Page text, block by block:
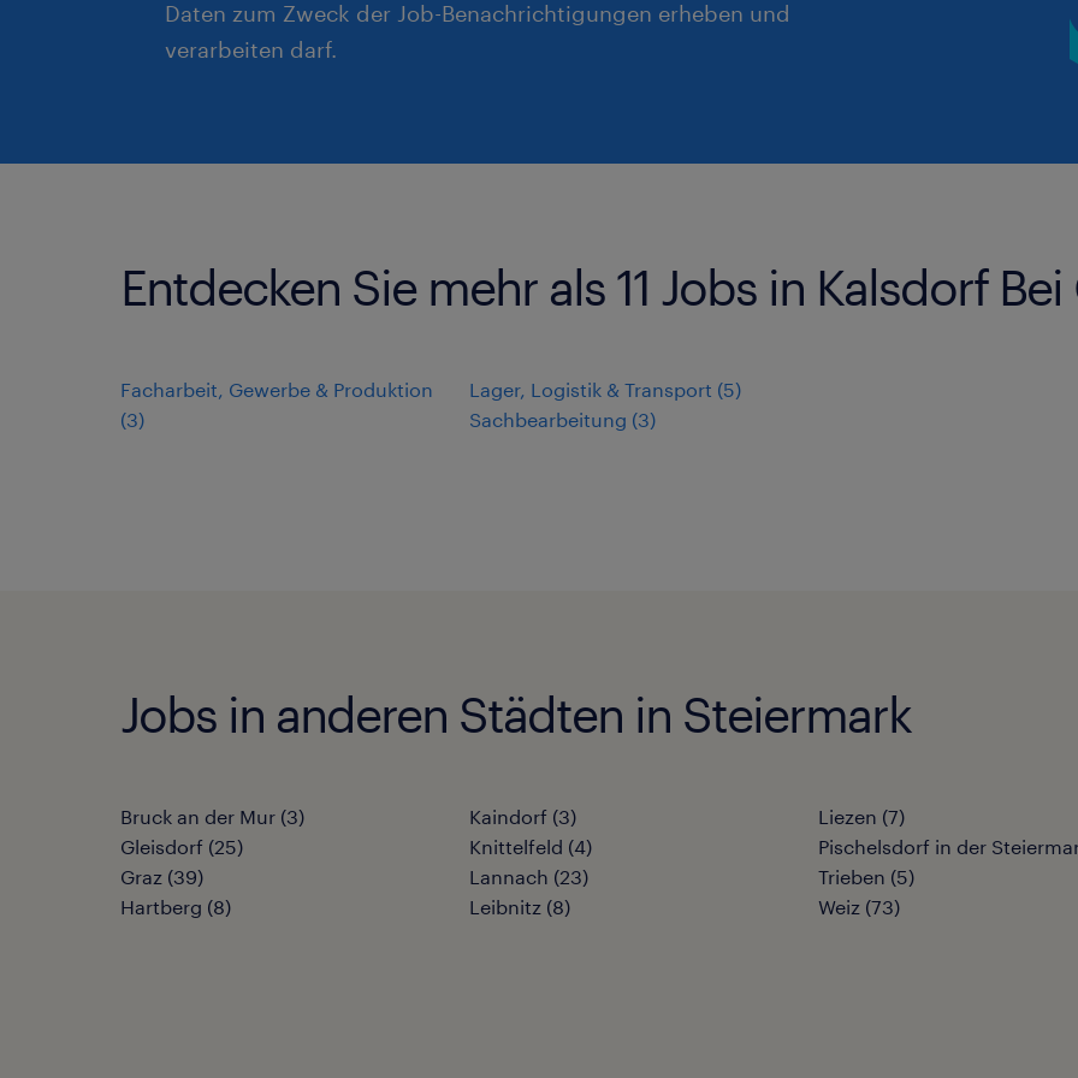
Daten zum Zweck der Job-Benachrichtigungen erheben und
verarbeiten darf.
Entdecken Sie mehr als 11 Jobs in Kalsdorf Bei
Facharbeit, Gewerbe & Produktion
(3)
Lager, Logistik & Transport (5)
Sachbearbeitung (3)
Jobs in anderen Städten in Steiermark
Bruck an der Mur (3)
Gleisdorf (25)
Graz (39)
Hartberg (8)
Kaindorf (3)
Knittelfeld (4)
Lannach (23)
Leibnitz (8)
Liezen (7)
Pischelsdorf in der
Trieben (5)
Weiz (73)